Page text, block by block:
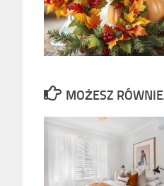
MOŻESZ